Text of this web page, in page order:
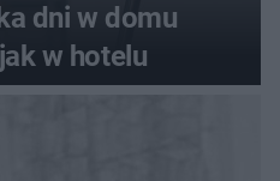
dni w domu
w hotelu